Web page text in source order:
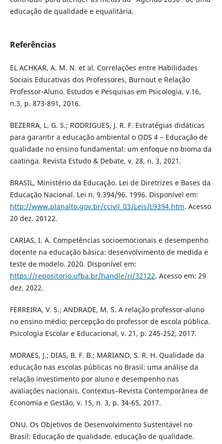
educação de qualidade e equalitária.
Referências
EL ACHKAR, A. M. N. et al. Correlações entre Habilidades
Sociais Educativas dos Professores, Burnout e Relação
Professor-Aluno. Estudos e Pesquisas em Psicologia, v.16,
n.3, p. 873-891, 2016.
BEZERRA, L. G. S.; RODRIGUES, J. R. F. Estratégias didáticas
para garantir a educação ambiental o ODS 4 – Educação de
qualidade no ensino fundamental: um enfoque no bioma da
caatinga. Revista Estudo & Debate, v. 28, n. 3, 2021.
BRASIL, Ministério da Educação. Lei de Diretrizes e Bases da
Educação Nacional. Lei n. 9.394/96. 1996. Disponível em:
http://www.planalto.gov.br/ccivil_03/Leis/L9394.htm. Acesso
20 dez. 20122.
CARIAS, I. A. Competências socioemocionais e desempenho
docente na educação básica: desenvolvimento de medida e
teste de modelo. 2020. Disponível em:
https://repositorio.ufba.br/handle/ri/32122. Acesso em: 29
dez. 2022.
FERREIRA, V. S.; ANDRADE, M. S. A relação professor-aluno
no ensino médio: percepção do professor de escola pública.
Psicologia Escolar e Educacional, v. 21, p. 245-252, 2017.
MORAES, J.; DIAS, B. F. B.; MARIANO, S. R. H. Qualidade da
educação nas escolas públicas no Brasil: uma análise da
relação investimento por aluno e desempenho nas
avaliações nacionais. Contextus–Revista Contemporânea de
Economia e Gestão, v. 15, n. 3, p. 34-65, 2017.
ONU. Os Objetivos de Desenvolvimento Sustentável no
Brasil: Educação de qualidade. educação de qualidade.